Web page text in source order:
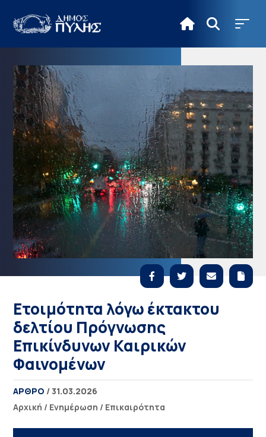
Ετοιμότητα λόγω έκτακτου
δελτίου Πρόγνωσης
Επικίνδυνων Καιρικών
Φαινομένων
ΑΡΘΡΟ / 31.03.2026
Αρχική / Ενημέρωση / Επικαιρότητα